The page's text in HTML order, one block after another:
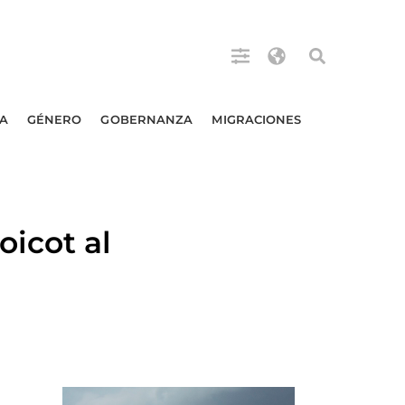
GÉNERO GOBERNANZA MIGRACIONES
al